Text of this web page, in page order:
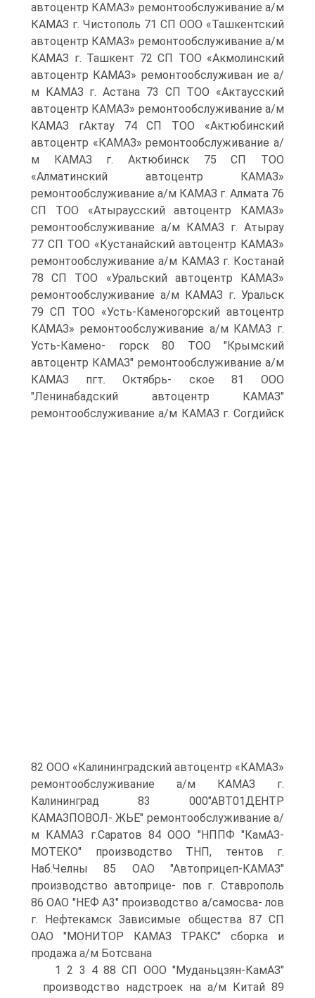
автоцентр КАМАЗ» ремонтообслуживание а/м
КАМАЗ г. Чистополь 71 СП ООО «Ташкентский
автоцентр КАМАЗ» ремонтообслуживание а/м
КАМАЗ г. Ташкент 72 СП ТОО «Акмолинский
автоцентр КАМАЗ» ремонтообслуживан ие а/
м КАМАЗ г. Астана 73 СП ТОО «Актаусский
автоцентр КАМАЗ» ремонтообслуживание а/м
КАМАЗ гАктау 74 СП ТОО «Актюбинский
автоцентр «КАМАЗ» ремонтообслуживание а/
м КАМАЗ г. Актюбинск 75 СП ТОО
«Алматинский автоцентр КАМАЗ»
ремонтообслуживание а/м КАМАЗ г. Алмата 76
СП ТОО «Атыраусский автоцентр КАМАЗ»
ремонтообслуживание а/м КАМАЗ г. Атырау
77 СП ТОО «Кустанайский автоцентр КАМАЗ»
ремонтообслуживание а/м КАМАЗ г. Костанай
78 СП ТОО «Уральский автоцентр КАМАЗ»
ремонтообслуживание а/м КАМАЗ г. Уральск
79 СП ТОО «Усть-Каменогорский автоцентр
КАМАЗ» ремонтообслуживание а/м КАМАЗ г.
Усть-Камено- горск 80 ТОО "Крымский
автоцентр КАМАЗ" ремонтообслуживание а/м
КАМАЗ пгт. Октябрь- ское 81 ООО
"Ленинабадский автоцентр КАМАЗ"
ремонтообслуживание а/м КАМАЗ г. Согдийск
82 ООО «Калининградский автоцентр «КАМАЗ»
ремонтообслуживание а/м КАМАЗ г.
Калининград 83 000"АВТ01ДЕНТР
КАМАЗПОВОЛ- ЖЬЕ" ремонтообслуживание а/
м КАМАЗ г.Саратов 84 ООО "НППФ "КамАЗ-
МОТЕКО" производство ТНП, тентов г.
Наб.Челны 85 ОАО "Автоприцеп-КАМАЗ"
производство автоприце- пов г. Ставрополь
86 ОАО "НЕФ A3" производство а/самосва- лов
г. Нефтекамск Зависимые общества 87 СП
ОАО "МОНИТОР КАМАЗ ТРАКС" сборка и
продажа а/м Ботсвана
1 2 3 4 88 СП ООО "Муданьцзян-КамАЗ"
производство надстроек на а/м Китай 89